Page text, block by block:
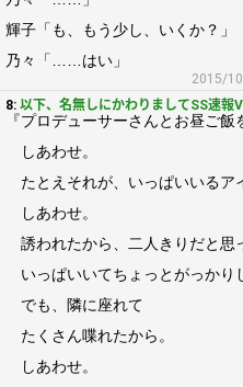
輝子「も、もう少し、いくか？」
乃々「……はい」
2015/
8: 以下、名無しにかわりましてSS速報
『プロデューサーさんとお昼ご飯
しあわせ。
たとえそれが、いっぱいいるア
しあわせ。
誘われたから、二人きりだと思
いっぱいいてちょっとがっかり
でも、隣に座れて
たくさん喋れたから。
しあわせ。